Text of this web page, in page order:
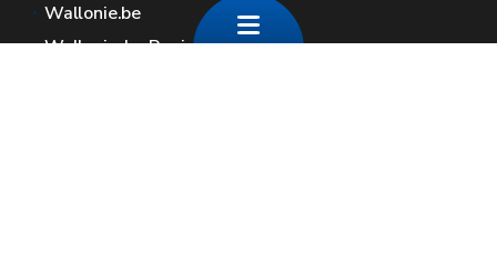
Wallonie.be
Wallonische Regierung